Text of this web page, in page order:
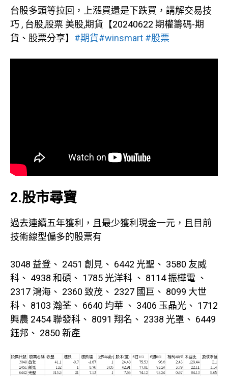
台股多頭等拉回，上漲買還是下跌買，講解交易技
巧 , 台股,股票 美股,期貨【20240622 期權籌碼-期
貨、股票分享】 #期貨#winsmart #股票
2.股市尋寶
過去連續五年獲利，且最少獲利現金一元，且目前
技術線型偏多的股票有
3048 益登、 2451 創見、 6442 光聖、 3580 友威
科、 4938 和碩、 1785 光洋科 、 8114 振樺電 、
2317 鴻海、 2360 致茂、 2327 國巨、 8099 大世
科、 8103 瀚荃、 6640 均華 、 3406 玉晶光、 1712
興農 2454 聯發科、 8091 翔名、 2338 光罩、 6449
鈺邦、 2850 新產